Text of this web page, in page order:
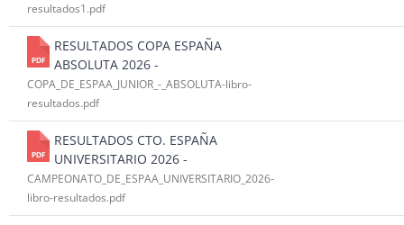
resultados1.pdf
RESULTADOS COPA ESPAÑA
ABSOLUTA 2026 -
COPA_DE_ESPAA_JUNIOR_-_ABSOLUTA-libro-
resultados.pdf
RESULTADOS CTO. ESPAÑA
UNIVERSITARIO 2026 -
CAMPEONATO_DE_ESPAA_UNIVERSITARIO_2026-
libro-resultados.pdf